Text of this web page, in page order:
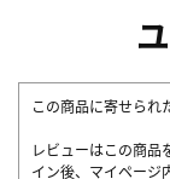
この商品に寄せられ
レビューはこの商品
イン後、マイページ